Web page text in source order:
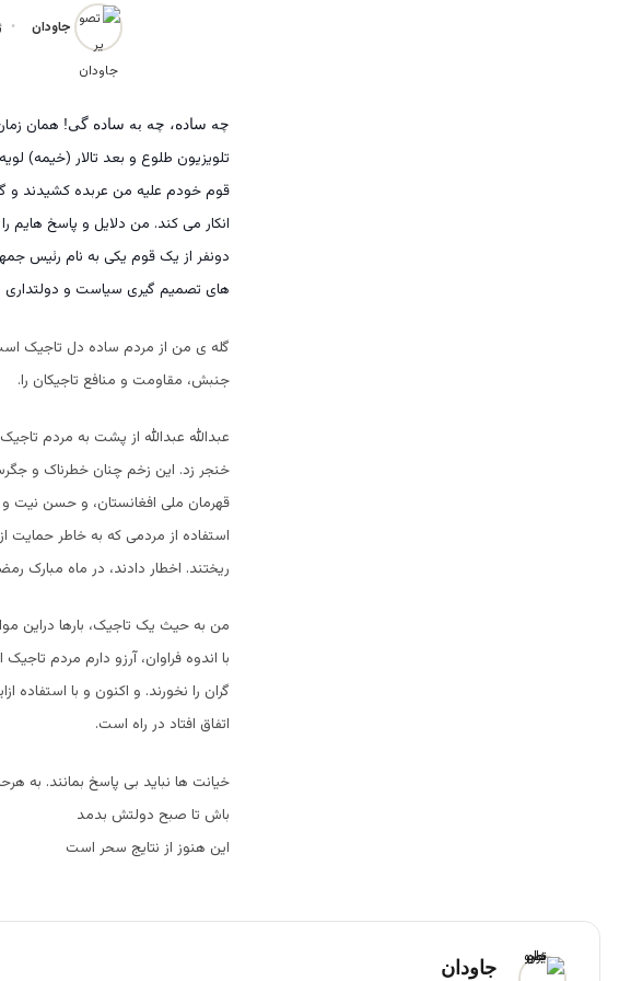
جاودان
چه ساده، چه به ساده گی! همان
تلویزیون طلوع و بعد تالار (خیمه)
قوم خودم علیه من عربده کشیدند و
انکار می کند. من دلایل و پاسخ هایم
دونفر از یک قوم یکی به نام رئیس
های تصمیم گیری سیاست و دولتداری
گله ی من از مردم ساده دل تاجیک
جنبش، مقاومت و منافع تاجیکان را.
عبدالله عبدالله از پشت به مردم
خنجر زد. این زخم چنان خطرناک و
قهرمان ملی افغانستان، و حسن نیت
استفاده از مردمی که به خاطر حمایت
ریختند. اخطار دادند، در ماه مبارک
من به حیث یک تاجیک، بارها دراین
با اندوه فراوان، آرزو دارم مردم
گران را نخورند. و اکنون و با
اتفاق افتاد در راه است.
خیانت ها نباید بی پاسخ بمانند. به
باش تا صبح دولتش بدمد
این هنوز از نتایج سحر است
جاودان